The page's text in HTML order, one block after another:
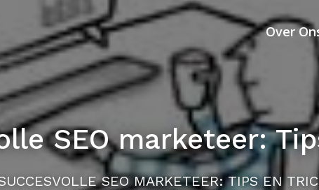
Over
SEO marketeer:
SEO MARKETEER: TIPS EN